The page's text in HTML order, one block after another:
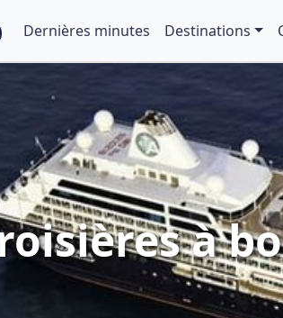
Dernières minutes Destinations
à